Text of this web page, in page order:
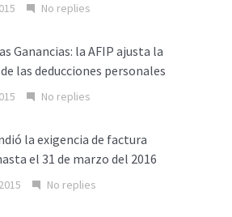
No replies
Ganancias: la AFIP ajusta la
las deducciones personales
No replies
la exigencia de factura
el 31 de marzo del 2016
No replies